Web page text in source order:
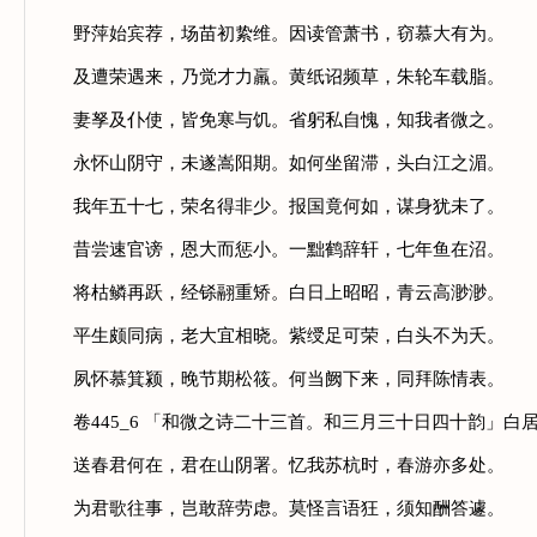
野萍始宾荐，场苗初絷维。因读管萧书，窃慕大有为。
及遭荣遇来，乃觉才力羸。黄纸诏频草，朱轮车载脂。
妻孥及仆使，皆免寒与饥。省躬私自愧，知我者微之。
永怀山阴守，未遂嵩阳期。如何坐留滞，头白江之湄。
我年五十七，荣名得非少。报国竟何如，谋身犹未了。
昔尝速官谤，恩大而惩小。一黜鹤辞轩，七年鱼在沼。
将枯鳞再跃，经铩翮重矫。白日上昭昭，青云高渺渺。
平生颇同病，老大宜相晓。紫绶足可荣，白头不为夭。
夙怀慕箕颍，晚节期松筱。何当阙下来，同拜陈情表。
卷445_6 「和微之诗二十三首。和三月三十日四十韵」白
送春君何在，君在山阴署。忆我苏杭时，春游亦多处。
为君歌往事，岂敢辞劳虑。莫怪言语狂，须知酬答遽。